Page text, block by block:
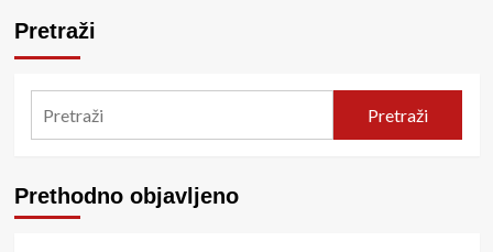
Pretraži
Pretraži
Prethodno objavljeno